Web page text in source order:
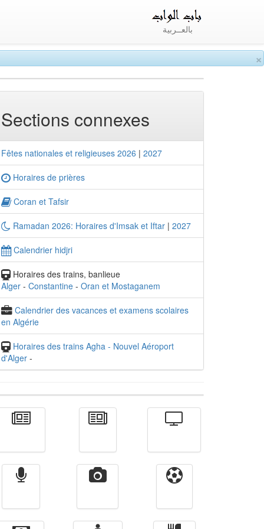
×
بالعــربية
Sections connexes
Fêtes nationales et religieuses 2026 | 2027
Horaires de prières
Coran et Tafsir
Ramadan 2026: Horaires d'Imsak et Iftar | 2027
Calendrier hidjri
Horaires des trains, banlieue
Alger - Constantine - Oran et Mostaganem
Calendrier des vacances et examens scolaires
en Algérie
Horaires des trains Agha - Nouvel Aéroport
d'Alger -